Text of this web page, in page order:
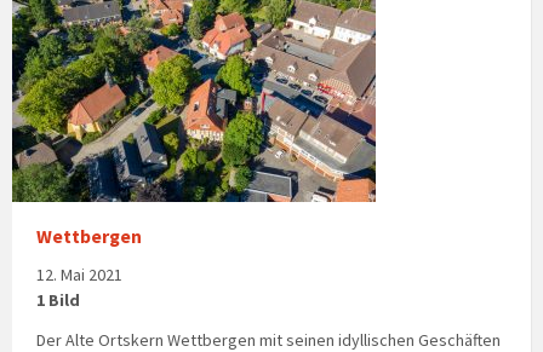
Wettbergen
12. Mai 2021
1 Bild
Der Alte Ortskern Wettbergen mit seinen idyllischen Geschäften